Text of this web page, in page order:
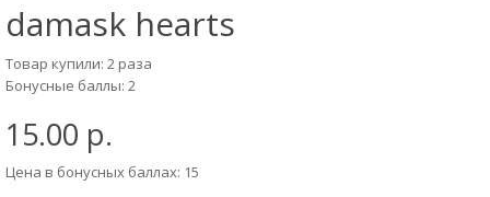
damask hearts
Товар купили: 2 раза
Бонусные баллы: 2
15.00 р.
Цена в бонусных баллах: 15